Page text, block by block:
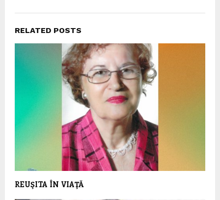
RELATED POSTS
REUŞITA ÎN VIAŢĂ